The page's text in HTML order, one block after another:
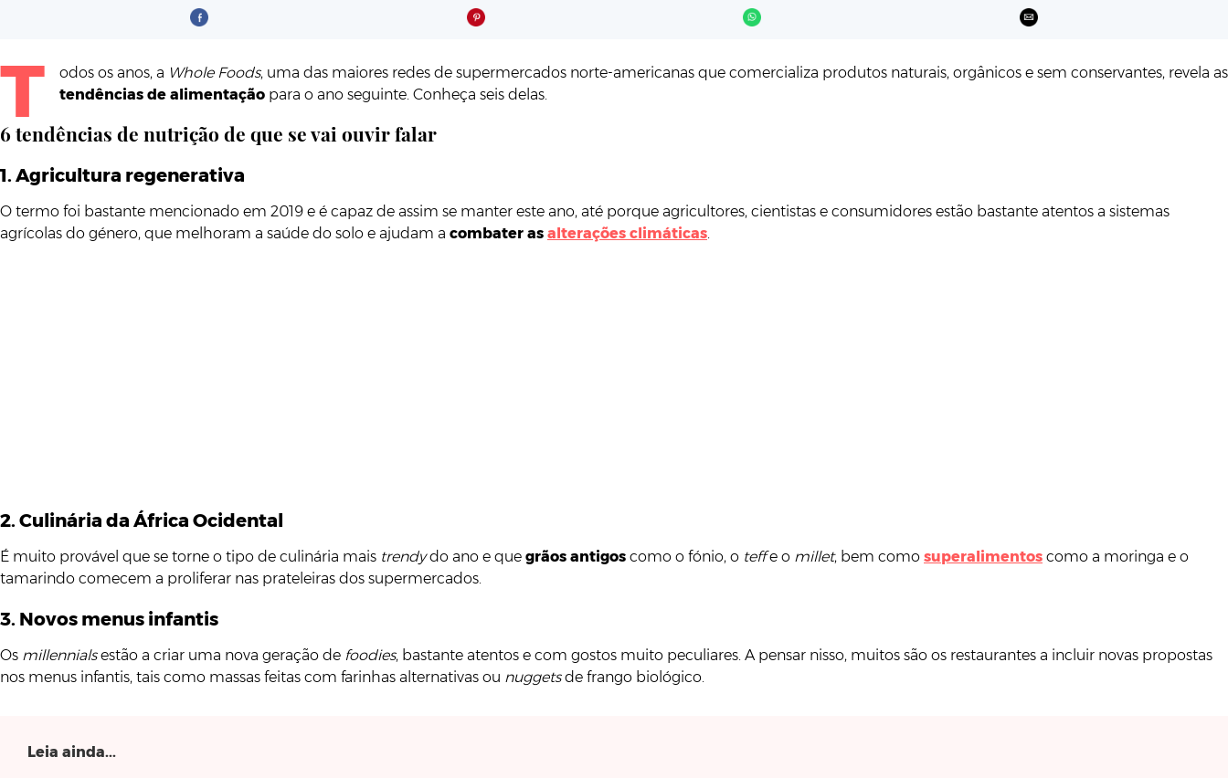
T odos os anos, a Whole Foods, uma das maiores redes de supermercados norte-americanas que comercializa produtos naturais, orgânicos e sem conservantes, revela as
tendências de alimentação para o ano seguinte. Conheça seis delas.
6 tendências de nutrição de que se vai ouvir falar
1. Agricultura regenerativa
O termo foi bastante mencionado em 2019 e é capaz de assim se manter este ano, até porque agricultores, cientistas e consumidores estão bastante atentos a sistemas
agrícolas do género, que melhoram a saúde do solo e ajudam a combater as alterações climáticas.
2. Culinária da África Ocidental
É muito provável que se torne o tipo de culinária mais trendydo ano e que grãos antigos como o fónio, o teffe o millet, bem como superalimentos como a moringa e o
tamarindo comecem a proliferar nas prateleiras dos supermercados.
3. Novos menus infantis
Os millennialsestão a criar uma nova geração de foodies, bastante atentos e com gostos muito peculiares. A pensar nisso, muitos são os restaurantes a incluir novas propostas
nos menus infantis, tais como massas feitas com farinhas alternativas ou nuggetsde frango biológico.
Leia ainda...